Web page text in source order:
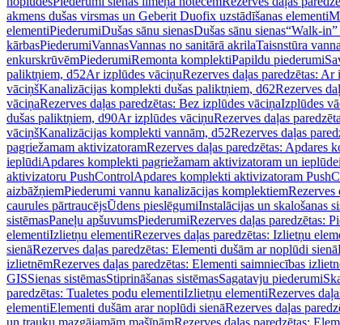
akmens dušas virsmas un Geberit Duofix uzstādīšanas elementi
elementiPiederumiDušas sānu sienasDušas sānu sienas“Walk-in”
kārbasPiederumiVannasVannas no sanitārā akrilaTaisnstūra
enkurskrūvēmPiederumiRemonta komplektiPapildu piederumi
paliktņiem, d52Ar izplūdes vāciņuRezerves daļas paredzētas: Ar
vāciņšKanalizācijas komplekti dušas paliktņiem, d62Rezerves
vāciņaRezerves daļas paredzētas: Bez izplūdes vāciņaIzplūdes
dušas paliktņiem, d90Ar izplūdes vāciņuRezerves daļas
vāciņšKanalizācijas komplekti vannām, d52Rezerves daļas
pagriežamam aktivizatoramRezerves daļas paredzētas: Apdares
ieplūdiApdares komplekti pagriežamam aktivizatoram un ieplūdei
aktivizatoru PushControlApdares komplekti aktivizatoram
aizbāžņiemPiederumi vannu kanalizācijas komplektiemRezerves
caurules pārtraucējsŪdens pieslēgumiInstalācijas un skalošanas
sistēmasPaneļu apšuvumsPiederumiRezerves daļas paredzētas:
elementiIzlietņu elementiRezerves daļas paredzētas: Izlietņu
sienāRezerves daļas paredzētas: Elementi dušām ar noplūdi sienā
izlietnēmRezerves daļas paredzētas: Elementi saimniecības
GISSienas sistēmasStiprināšanas sistēmasSagatavju piederumi
paredzētas: Tualetes podu elementiIzlietņu elementiRezerves
elementiElementi dušām arar noplūdi sienāRezerves daļas
un trauku mazgājamām mašīnāmRezerves daļas paredzētas: